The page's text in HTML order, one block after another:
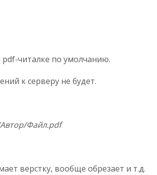
pdf-читалке по умолчанию.
к серверу не будет.
Автор/Файл.pdf
верстку, вообще обрезает и т.д.